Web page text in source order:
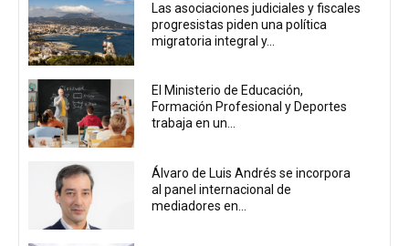
Las asociaciones judiciales y fiscales
progresistas piden una política
migratoria integral y...
El Ministerio de Educación,
Formación Profesional y Deportes
trabaja en un...
Álvaro de Luis Andrés se incorpora
al panel internacional de
mediadores en...